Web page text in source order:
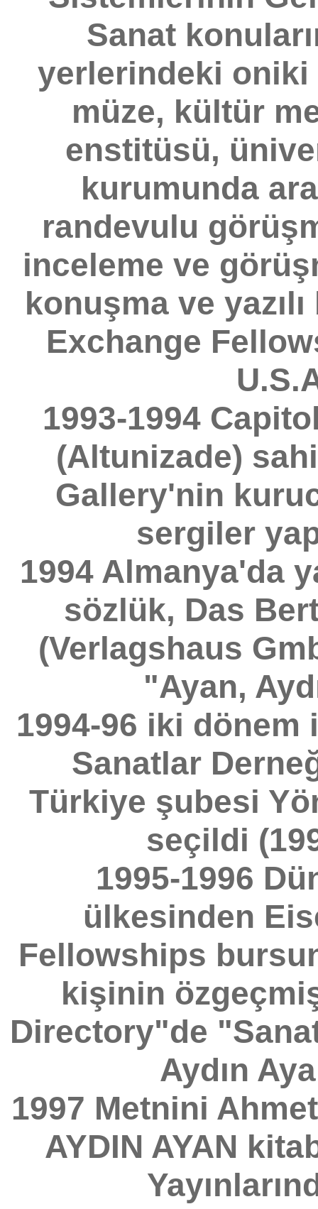
Sanat
yerlerindeki oniki
müze, kültür
enstitüsü,
kurumunda
randevulu
inceleme ve
konuşma ve
Exchange
1993-1994
(Altunizade)
Gallery'nin
sergiler
1994 Almanya'da
sözlük, Das
(Verlagshaus
"Ayan,
1994-96 iki dönem
Sanatlar
Türkiye şubesi
seçildi
1995-1996
ülkesinden
Fellowships
kişinin
Directory"de
Aydın
1997 Metnini
AYDIN AYAN